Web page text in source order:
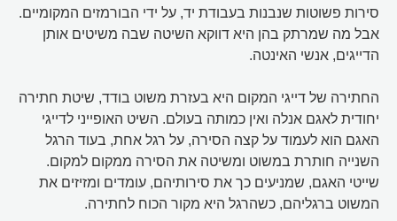
סירות פשוטות שנבנות בעבודת יד, על ידי הבורמזים המקומיים.
אבל מה שמרתק בהן היא דווקא השיטה שבה משיטים אותן
הדייגים, אנשי האינטה.
החתירה של דייגי המקום היא בעזרת משוט בודד, שיטת חתירה
יחודית לאגם אנלה ואין כמותה בעולם. השיט האופייני לדייגי
האגם הוא לעמוד על קצה הסירה, על רגל אחת, בעוד הרגל
השנייה חותרת במשוט ומשיטה את הסירה ממקום למקום.
שייטי האגם, שמניעים כך את סירותיהם, עומדים ומזיזים את
המשוט ברגליהם, כשהרגל היא מקור הכוח לחתירה.